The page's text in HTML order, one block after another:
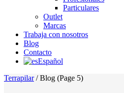
Particulares
Outlet
Marcas
Trabaja con nosotros
Blog
Contacto
Español
Terrapilar/Blog (Page 5)